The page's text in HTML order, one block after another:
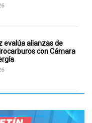
evalúa alianzas de
con Cámara